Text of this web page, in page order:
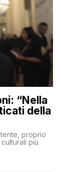
“Nella
della
proprio
più